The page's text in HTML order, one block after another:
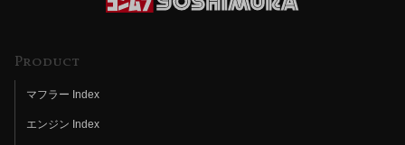
Product
マフラー Index
エンジン Index